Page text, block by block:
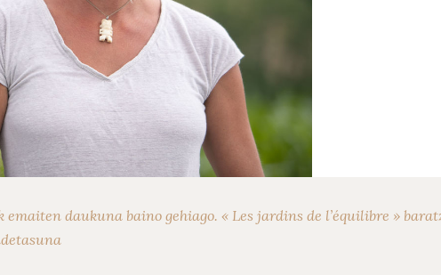
daukuna baino gehiago. « Les jardins de l’équilibre »